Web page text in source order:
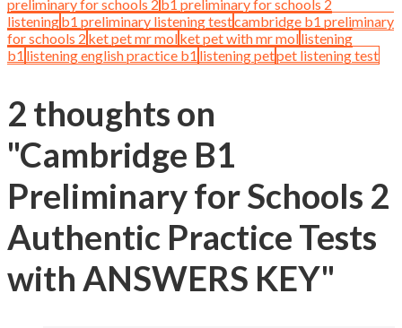
preliminary for schools 2 b1 preliminary for schools 2
listeningb1 preliminary listening testcambridge b1 preliminary
for schools 2 ket pet mr molket pet with mr mollistening
b1 listening english practice b1 listening petpet listening test
2 thoughts on
"Cambridge B1
Preliminary for Schools 2
Authentic Practice Tests
with ANSWERS KEY"